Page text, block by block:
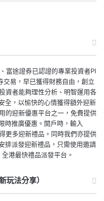
富途證券已認證的專業投資者PI
易，早已獲得財務自由，創立
資者能夠理性分析、明智運用各
全，以愉快的心情獲得額外迎新
的迎新優惠平台之一，免費提供
時推廣優惠。開戶時，輸入
更多迎新禮品。同時我們亦提供
排派發迎新禮品，只需使用邀請
港最快禮品派發平台。
法分享）